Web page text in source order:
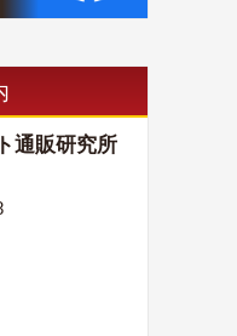
通販研究所